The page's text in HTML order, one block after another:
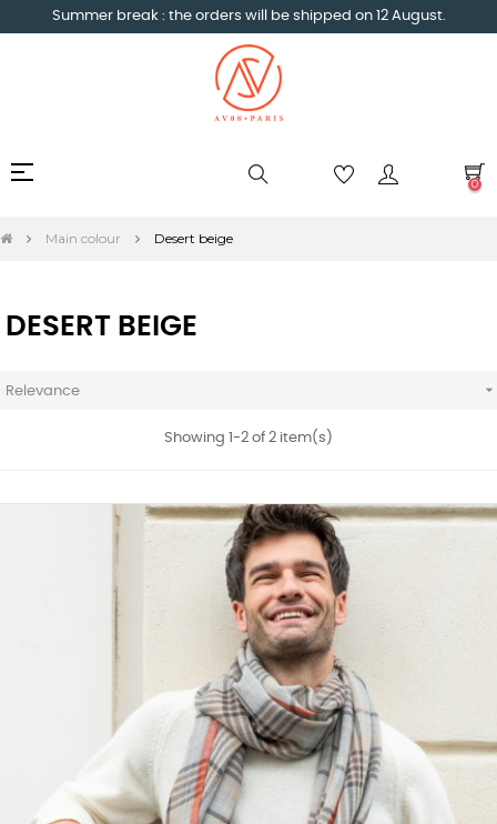
Summer break : the orders will be shipped on 12 August.
Toggle
☰
0
Main colour Desert beige
DESERT BEIGE
Relevance 
Showing 1-2 of 2 item(s)